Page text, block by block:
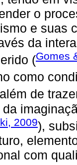
o
e suas
da
(Gomes
como
de
2009),
com